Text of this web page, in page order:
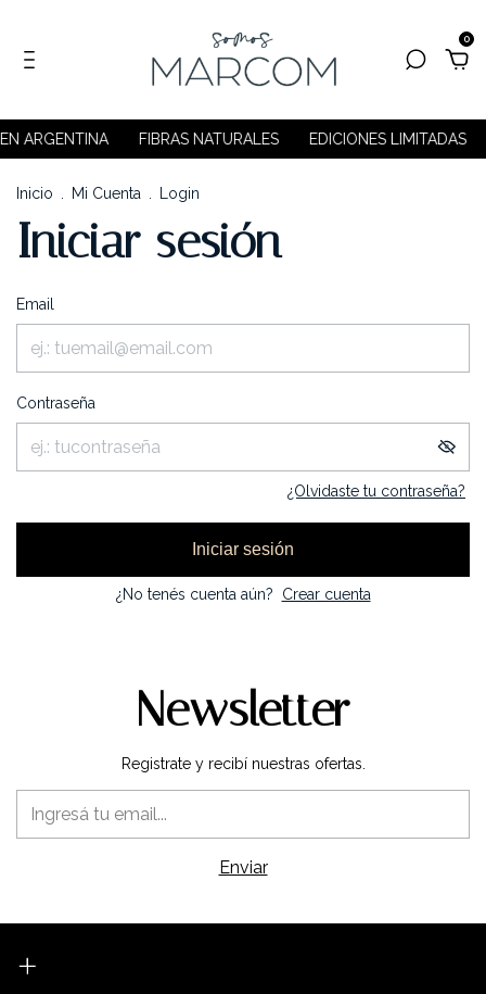
0
ARGENTINA FIBRAS NATURALES EDICIONES LIMITADAS
Inicio . Mi Cuenta . Login
Iniciar sesión
Email
Contraseña
¿Olvidaste tu contraseña?
Iniciar sesión
¿No tenés cuenta aún? Crear cuenta
Newsletter
Registrate y recibí nuestras ofertas.